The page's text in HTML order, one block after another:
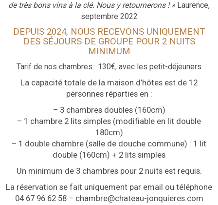
de très bons vins à la clé. Nous y retournerons ! » Laurence,
septembre 2022
DEPUIS 2024, NOUS RECEVONS UNIQUEMENT
DES SÉJOURS DE GROUPE POUR 2 NUITS
MINIMUM
Tarif de nos chambres : 130€, avec les petit-déjeuners
La capacité totale de la maison d’hôtes est de 12
personnes réparties en :
– 3 chambres doubles (160cm)
– 1 chambre 2 lits simples (modifiable en lit double
180cm)
– 1 double chambre (salle de douche commune) : 1 lit
double (160cm) + 2 lits simples
Un minimum de 3 chambres pour 2 nuits est requis.
La réservation se fait uniquement par email ou téléphone
04 67 96 62 58 – chambre@chateau-jonquieres.com